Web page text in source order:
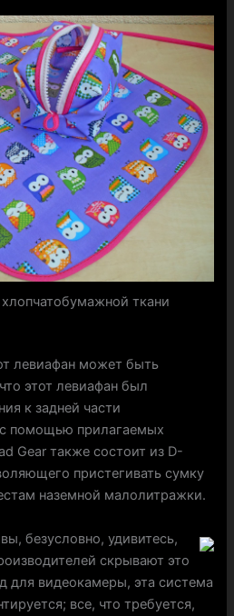
ткани
левиафан может быть
этот левиафан был
к задней части
помощью прилагаемых
Gear также состоит из D-
пристегивать сумку
наземной малолитражки.
безусловно, удивитесь,
скрывают это
для видеокамеры, эта система
все, что требуется,